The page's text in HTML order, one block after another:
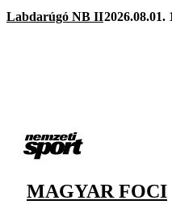
Labdarúgó NB II2026.08.01.
MAGYAR FOCI